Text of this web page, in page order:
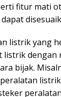
fitur mati
listrik yang
listrik dengan
bijak.